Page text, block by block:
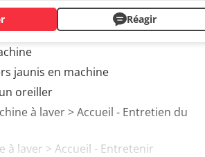
Réagir
jaunis en machine
oreiller
à laver> Accueil - Entretien du
à laver > Accueil - Entretenir